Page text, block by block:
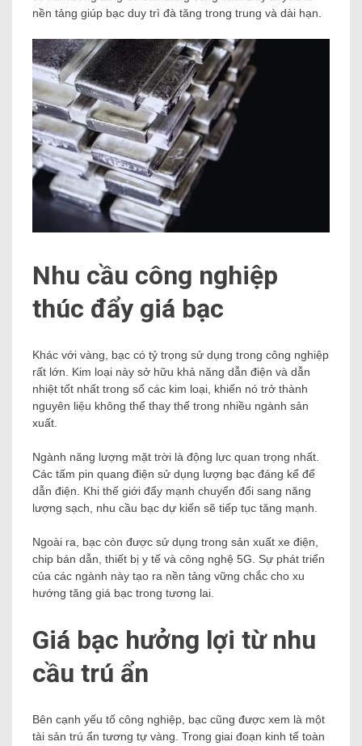
nền tảng giúp bạc duy trì đà tăng trong trung và dài hạn.
Nhu cầu công nghiệp
thúc đẩy giá bạc
Khác với vàng, bạc có tỷ trọng sử dụng trong công nghiệp
rất lớn. Kim loại này sở hữu khả năng dẫn điện và dẫn
nhiệt tốt nhất trong số các kim loại, khiến nó trở thành
nguyên liệu không thể thay thế trong nhiều ngành sản
xuất.
Ngành năng lượng mặt trời là động lực quan trọng nhất.
Các tấm pin quang điện sử dụng lượng bạc đáng kể để
dẫn điện. Khi thế giới đẩy mạnh chuyển đổi sang năng
lượng sạch, nhu cầu bạc dự kiến sẽ tiếp tục tăng mạnh.
Ngoài ra, bạc còn được sử dụng trong sản xuất xe điện,
chip bán dẫn, thiết bị y tế và công nghệ 5G. Sự phát triển
của các ngành này tạo ra nền tảng vững chắc cho xu
hướng tăng giá bạc trong tương lai.
Giá bạc hưởng lợi từ nhu
cầu trú ẩn
Bên cạnh yếu tố công nghiệp, bạc cũng được xem là một
tài sản trú ẩn tương tự vàng. Trong giai đoạn kinh tế toàn